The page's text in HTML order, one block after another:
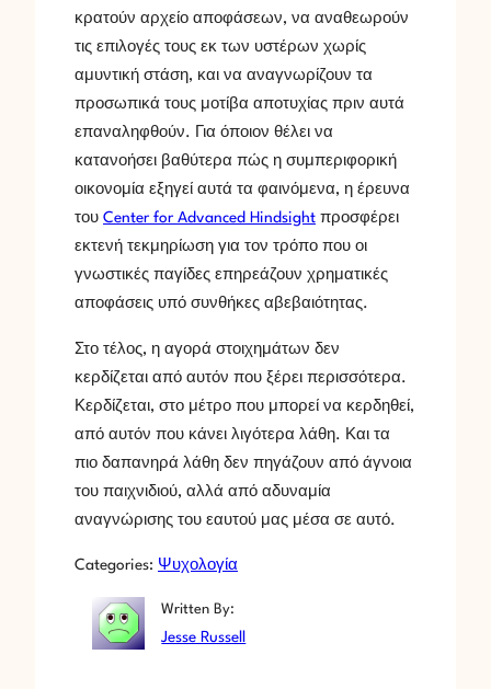
κρατούν αρχείο αποφάσεων, να αναθεωρούν
τις επιλογές τους εκ των υστέρων χωρίς
αμυντική στάση, και να αναγνωρίζουν τα
προσωπικά τους μοτίβα αποτυχίας πριν αυτά
επαναληφθούν. Για όποιον θέλει να
κατανοήσει βαθύτερα πώς η συμπεριφορική
οικονομία εξηγεί αυτά τα φαινόμενα, η έρευνα
του Center for Advanced Hindsight προσφέρει
εκτενή τεκμηρίωση για τον τρόπο που οι
γνωστικές παγίδες επηρεάζουν χρηματικές
αποφάσεις υπό συνθήκες αβεβαιότητας.
Στο τέλος, η αγορά στοιχημάτων δεν
κερδίζεται από αυτόν που ξέρει περισσότερα.
Κερδίζεται, στο μέτρο που μπορεί να κερδηθεί,
από αυτόν που κάνει λιγότερα λάθη. Και τα
πιο δαπανηρά λάθη δεν πηγάζουν από άγνοια
του παιχνιδιού, αλλά από αδυναμία
αναγνώρισης του εαυτού μας μέσα σε αυτό.
Categories: Ψυχολογία
Written By:
Jesse Russell